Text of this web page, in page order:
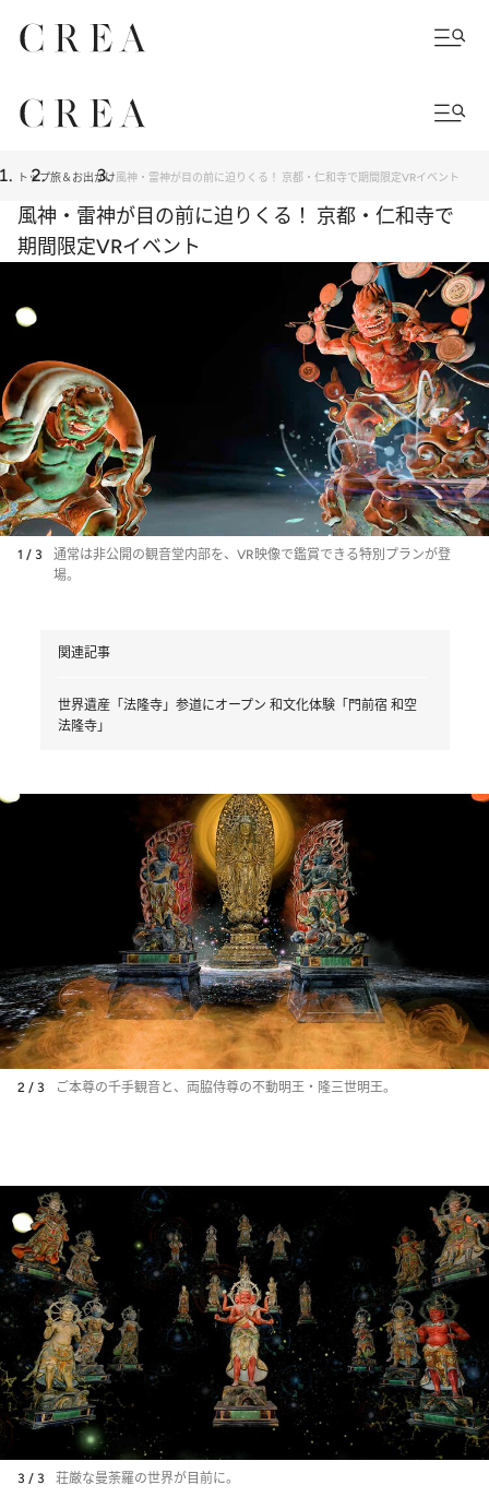
トップ旅＆お出かけ風神・雷神が目の前に迫りくる！ 京都・仁和寺で期間限定VRイベント
風神・雷神が目の前に迫りくる！ 京都・仁和寺で
期間限定VRイベント
1 / 3
通常は非公開の観音堂内部を、VR映像で鑑賞できる特別プランが登
場。
関連記事
世界遺産「法隆寺」参道にオープン 和文化体験「門前宿 和空
法隆寺」
2 / 3 ご本尊の千手観音と、両脇侍尊の不動明王・隆三世明王。
3 / 3 荘厳な曼荼羅の世界が目前に。